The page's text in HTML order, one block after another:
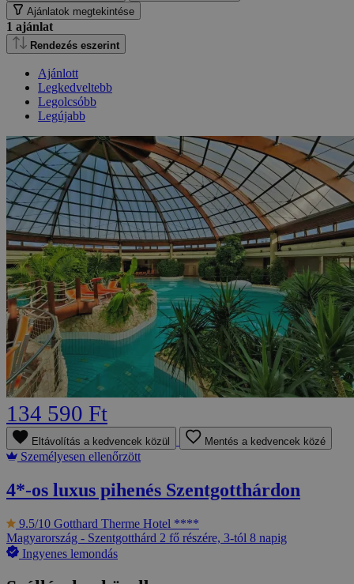
Ajánlatok megtekintése
1 ajánlat
Rendezés eszerint
Ajánlott
Legkedveltebb
Legolcsóbb
Legújabb
134 590 Ft
Eltávolítás a kedvencek közül Mentés a kedvencek közé
Személyesen ellenőrzött
4*-os luxus pihenés Szentgotthárdon
9.5/10 Gotthard Therme Hotel ****
Magyarország - Szentgotthárd 2 fő részére, 3-tól 8 napig
Ingyenes lemondás